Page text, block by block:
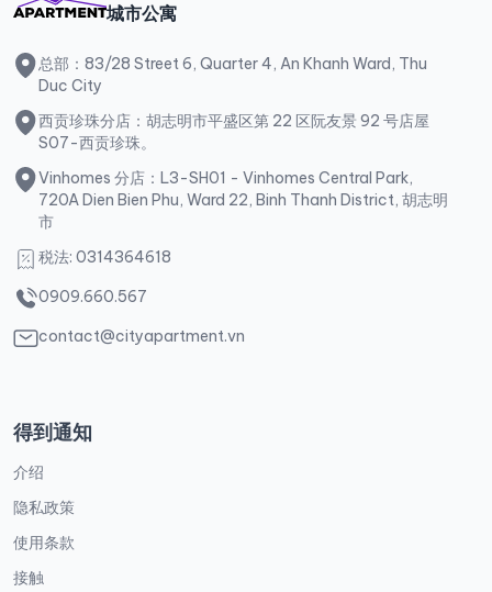
城市公寓
总部：83/28 Street 6, Quarter 4, An Khanh Ward, Thu
Duc City
西贡珍珠分店：胡志明市平盛区第 22 区阮友景 92 号店屋
S07-西贡珍珠。
Vinhomes 分店：L3-SH01 - Vinhomes Central Park,
720A Dien Bien Phu, Ward 22, Binh Thanh District, 胡志明
市
税法: 0314364618
0909.660.567
contact@cityapartment.vn
得到通知
介绍
隐私政策
使用条款
接触